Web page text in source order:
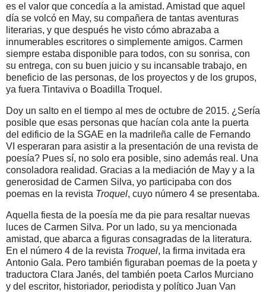
es el valor que concedía a la amistad. Amistad que aquel
día se volcó en May, su compañera de tantas aventuras
literarias, y que después he visto cómo abrazaba a
innumerables escritores o simplemente amigos. Carmen
siempre estaba disponible para todos, con su sonrisa, con
su entrega, con su buen juicio y su incansable trabajo, en
beneficio de las personas, de los proyectos y de los grupos,
ya fuera Tintaviva o Boadilla Troquel.
Doy un salto en el tiempo al mes de octubre de 2015. ¿Sería
posible que esas personas que hacían cola ante la puerta
del edificio de la SGAE en la madrileña calle de Fernando
VI esperaran para asistir a la presentación de una revista de
poesía? Pues sí, no solo era posible, sino además real. Una
consoladora realidad. Gracias a la mediación de May y a la
generosidad de Carmen Silva, yo participaba con dos
poemas en la revista Troquel, cuyo número 4 se presentaba.
Aquella fiesta de la poesía me da pie para resaltar nuevas
luces de Carmen Silva. Por un lado, su ya mencionada
amistad, que abarca a figuras consagradas de la literatura.
En el número 4 de la revista Troquel, la firma invitada era
Antonio Gala. Pero también figuraban poemas de la poeta y
traductora Clara Janés, del también poeta Carlos Murciano
y del escritor, historiador, periodista y político Juan Van